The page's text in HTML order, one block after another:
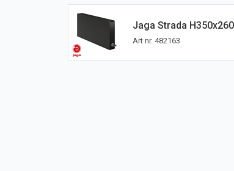
Jaga Strada
Art nr. 482163